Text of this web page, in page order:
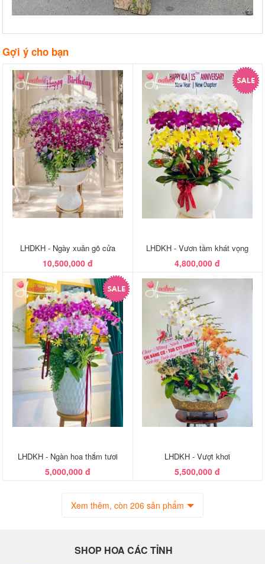
Gợi ý cho bạn
LHDKH - Ngày xuân gõ cửa
10,500,000 đ
LHDKH - Vươn tầm khát vọng
4,800,000 đ
LHDKH - Ngàn hoa thắm tươi
5,000,000 đ
LHDKH - Vượt khơi
5,500,000 đ
Xem thêm, còn 206 sản phẩm
SHOP HOA CÁC TỈNH